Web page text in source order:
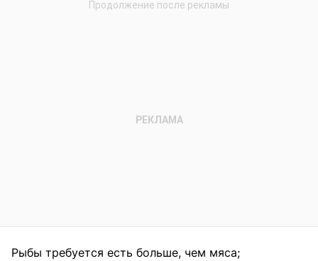
Рыбы требуется есть больше, чем мяса;